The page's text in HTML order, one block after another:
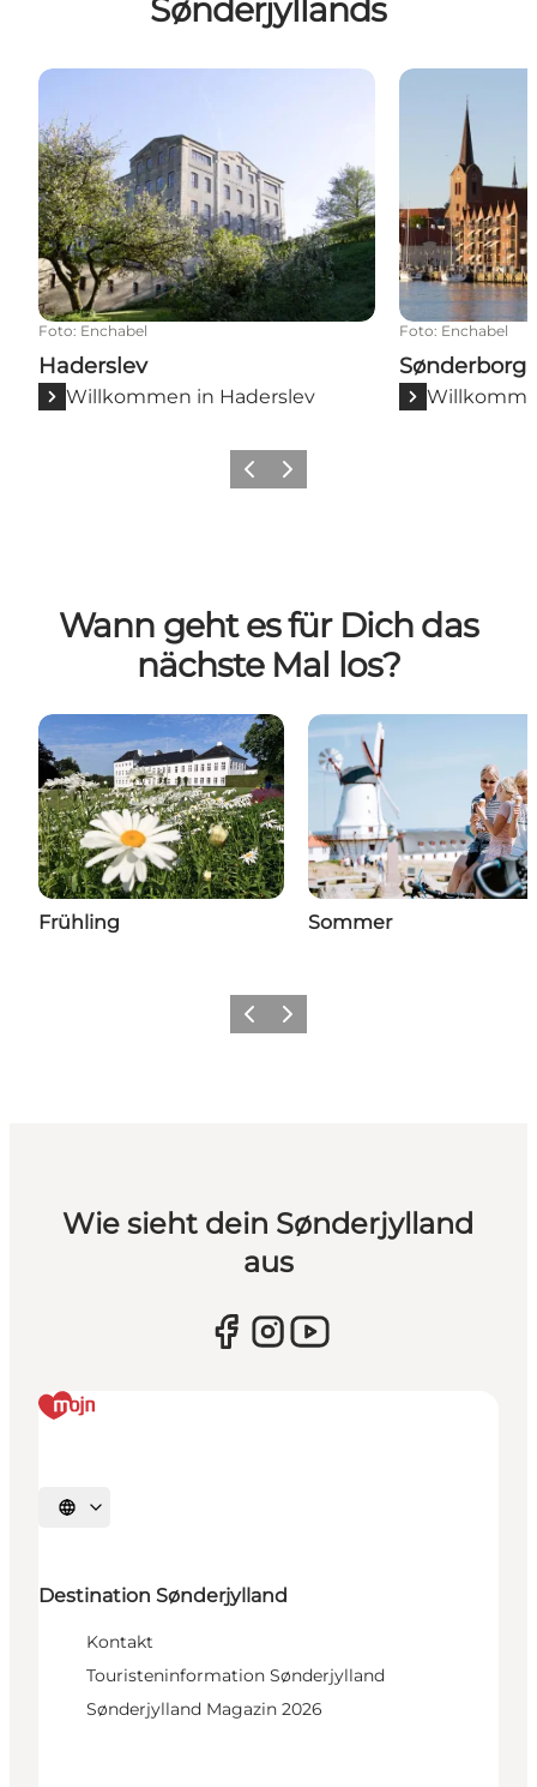
Sønderjyllands
Haderslev
Foto: Enchabel
Haderslev
Willkommen in Haderslev
Sønderborg
Foto: Enchabel
Sønderborg
ZurückWeiter
Wann geht es für Dich das
nächste Mal los?
Frühling Sommer
ZurückWeiter
Wie sieht dein Sønderjylland
aus
Sprache auswählen
Destination Sønderjylland
Kontakt
Touristeninformation Sønderjylland
Sønderjylland Magazin 2026